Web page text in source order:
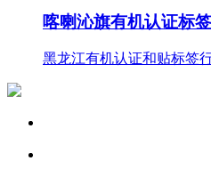
喀喇沁旗有机认证标
黑龙江有机认证和贴标签